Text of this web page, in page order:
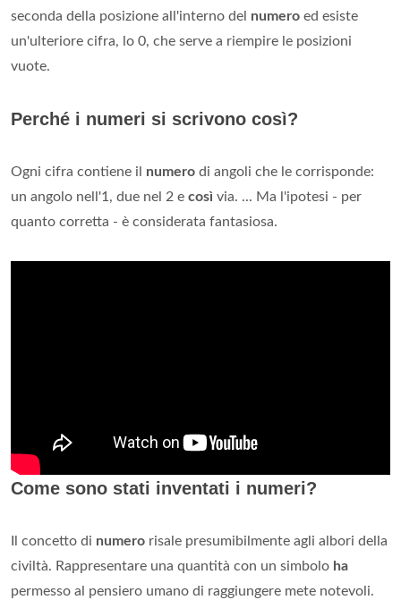
seconda della posizione all'interno del numero ed esiste
un'ulteriore cifra, lo 0, che serve a riempire le posizioni
vuote.
Perché i numeri si scrivono così?
Ogni cifra contiene il numero di angoli che le corrisponde:
un angolo nell'1, due nel 2 e così via. ... Ma l'ipotesi - per
quanto corretta - è considerata fantasiosa.
Come sono stati inventati i numeri?
Il concetto di numero risale presumibilmente agli albori della
civiltà. Rappresentare una quantità con un simbolo ha
permesso al pensiero umano di raggiungere mete notevoli.